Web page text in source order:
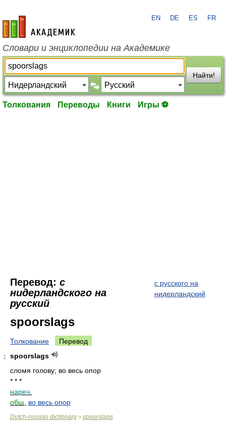
academic.ru
EN DE ES FR
Словари и энциклопедии на Академике
Найти!
Толкования Переводы Книги Игры ⚽
Перевод: с
нидерландского на
русский
с русского на
нидерландский
spoorslags
Толкование Перевод
1
spoorslags
сломя голову; во весь опор
* * *
нареч.
общ.
во весь опор
Dutch-russian dictionary> spoorslags